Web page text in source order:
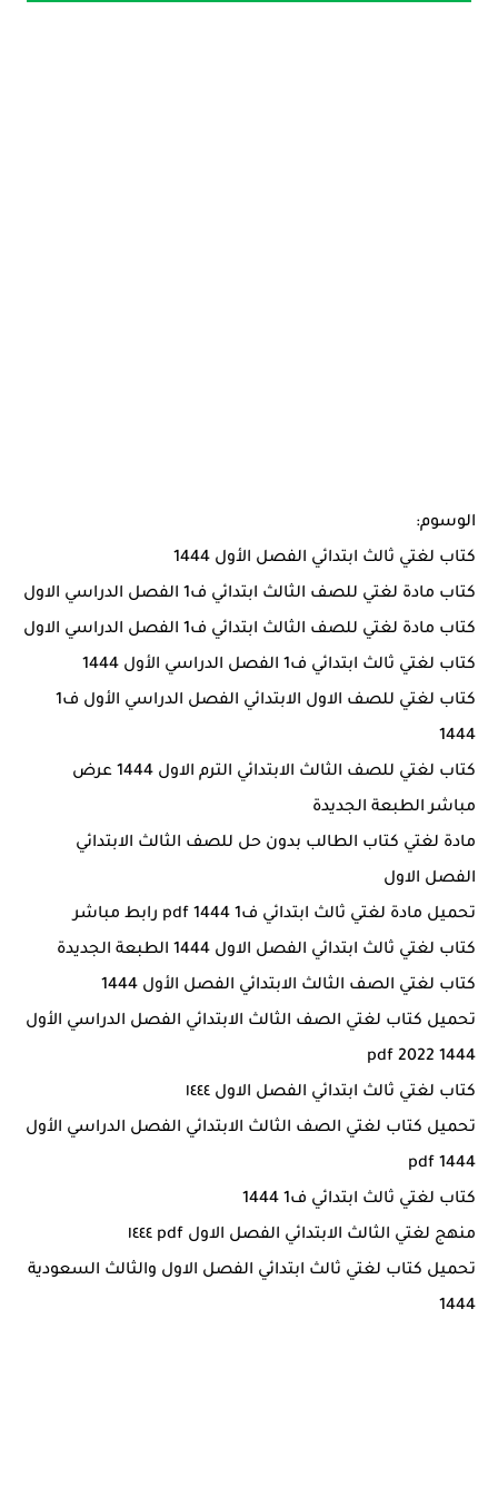
الوسوم:
كتاب لغتي ثالث ابتدائي الفصل الأول 1444
كتاب مادة لغتي للصف الثالث ابتدائي ف1 الفصل الدراسي الاول
كتاب مادة لغتي للصف الثالث ابتدائي ف1 الفصل الدراسي الاول
كتاب لغتي ثالث ابتدائي ف1 الفصل الدراسي الأول 1444
كتاب لغتي للصف الاول الابتدائي الفصل الدراسي الأول ف1
1444
كتاب لغتي للصف الثالث الابتدائي الترم الاول 1444 عرض
مباشر الطبعة الجديدة
مادة لغتي كتاب الطالب بدون حل للصف الثالث الابتدائي
الفصل الاول
تحميل مادة لغتي ثالث ابتدائي ف1 1444 pdf رابط مباشر
كتاب لغتي ثالث ابتدائي الفصل الاول 1444 الطبعة الجديدة
كتاب لغتي الصف الثالث الابتدائي الفصل الأول 1444
تحميل كتاب لغتي الصف الثالث الابتدائي الفصل الدراسي الأول
pdf 2022 1444
كتاب لغتي ثالث ابتدائي الفصل الاول ١٤٤٤
تحميل كتاب لغتي الصف الثالث الابتدائي الفصل الدراسي الأول
pdf 1444
كتاب لغتي ثالث ابتدائي ف1 1444
منهج لغتي الثالث الابتدائي الفصل الاول pdf ١٤٤٤
تحميل كتاب لغتي ثالث ابتدائي الفصل الاول والثالث السعودية
1444